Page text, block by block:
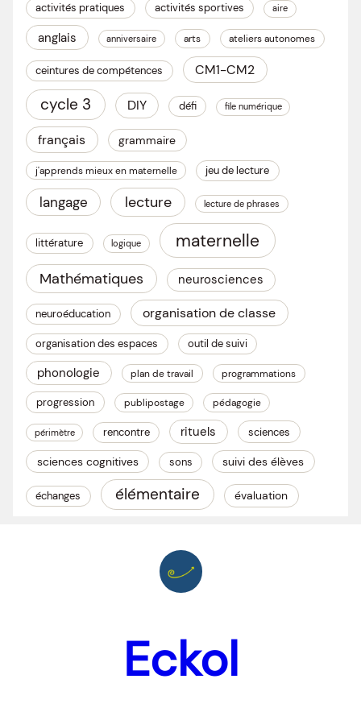
activités pratiques activités sportives aire
anglais anniversaire arts ateliers autonomes
ceintures de compétences CM1-CM2
cycle 3 DIY défi file numérique
français grammaire
j'apprends mieux en maternelle jeu de lecture
langage lecture lecture de phrases
littérature logique maternelle
Mathématiques neurosciences
neuroéducation organisation de classe
organisation des espaces outil de suivi
phonologie plan de travail programmations
progression publipostage pédagogie
périmètre rencontre rituels sciences
sciences cognitives sons suivi des élèves
échanges élémentaire évaluation
Eckol